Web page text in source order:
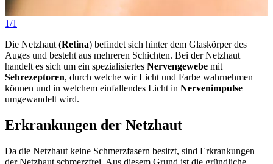
1/1
Die Netzhaut (Retina) befindet sich hinter dem Glaskörper des
Auges und besteht aus mehreren Schichten. Bei der Netzhaut
handelt es sich um ein spezialisiertes Nervengewebe mit
Sehrezeptoren, durch welche wir Licht und Farbe wahrnehmen
können und in welchem einfallendes Licht in Nervenimpulse
umgewandelt wird.
Erkrankungen der Netzhaut
Da die Netzhaut keine Schmerzfasern besitzt, sind Erkrankungen
der Netzhaut schmerzfrei. Aus diesem Grund ist die gründliche